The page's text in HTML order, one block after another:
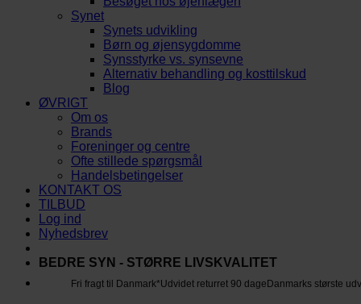
Synet
Synets udvikling
Børn og øjensygdomme
Synsstyrke vs. synsevne
Alternativ behandling og kosttilskud
Blog
ØVRIGT
Om os
Brands
Foreninger og centre
Ofte stillede spørgsmål
Handelsbetingelser
KONTAKT OS
TILBUD
Log ind
Nyhedsbrev
BEDRE SYN - STØRRE LIVSKVALITET
Fri fragt til Danmark*Udvidet returret 90 dageDanmarks største